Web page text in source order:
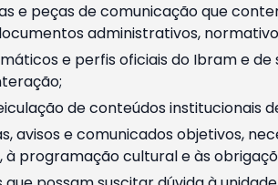
e peças de comunicação que
administrativos,
e perfis oficiais do Ibram e
de conteúdos institucionais
avisos e comunicados objetivos,
à programação cultural e às